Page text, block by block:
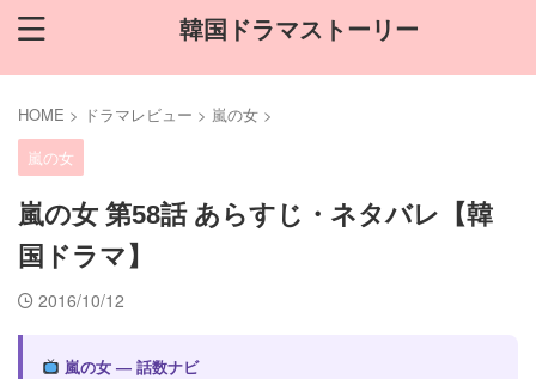
韓国ドラマストーリー
HOME > ドラマレビュー > 嵐の女 >
嵐の女
嵐の女 第58話 あらすじ・ネタバレ【韓
国ドラマ】
2016/10/12
嵐の女 — 話数ナビ